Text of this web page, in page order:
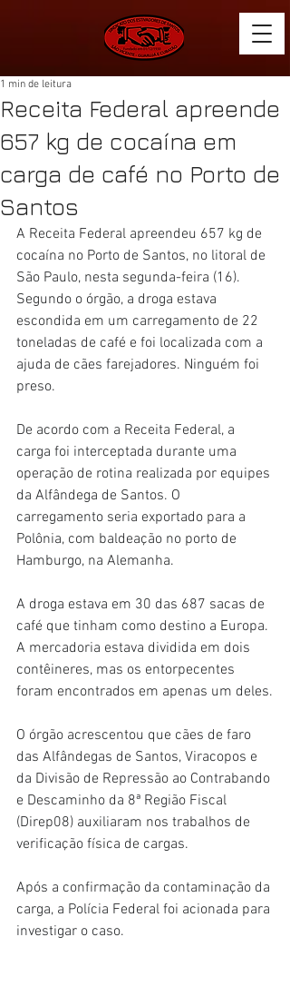
Receita Federal apreende
657 kg de cocaína em
carga de café no Porto de
Santos
1 min de leitura
A Receita Federal apreendeu 657 kg de
cocaína no Porto de Santos, no litoral de
São Paulo, nesta segunda-feira (16).
Segundo o órgão, a droga estava
escondida em um carregamento de 22
toneladas de café e foi localizada com a
ajuda de cães farejadores. Ninguém foi
preso.
De acordo com a Receita Federal, a
carga foi interceptada durante uma
operação de rotina realizada por equipes
da Alfândega de Santos. O
carregamento seria exportado para a
Polônia, com baldeação no porto de
Hamburgo, na Alemanha.
A droga estava em 30 das 687 sacas de
café que tinham como destino a Europa.
A mercadoria estava dividida em dois
contêineres, mas os entorpecentes
foram encontrados em apenas um deles.
O órgão acrescentou que cães de faro
das Alfândegas de Santos, Viracopos e
da Divisão de Repressão ao Contrabando
e Descaminho da 8ª Região Fiscal
(Direp08) auxiliaram nos trabalhos de
verificação física de cargas.
Após a confirmação da contaminação da
carga, a Polícia Federal foi acionada para
investigar o caso.